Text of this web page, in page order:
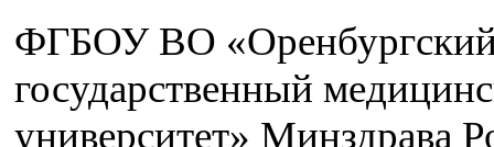
ФГБОУ ВО
государственный
университет» Минздрава